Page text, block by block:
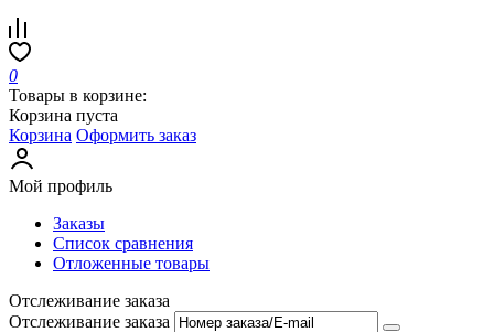
0
Товары в корзине:
Корзина пуста
Корзина Оформить заказ
Мой профиль
Заказы
Список сравнения
Отложенные товары
Отслеживание заказа
Отслеживание заказа